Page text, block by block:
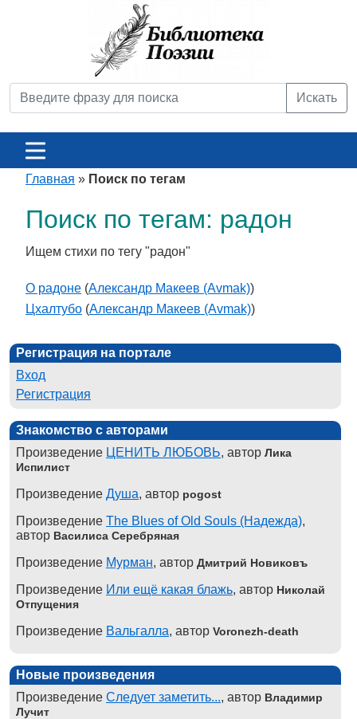
Искать
Главная » Поиск по тегам
Поиск по тегам: радон
Ищем стихи по тегу "радон"
О радоне (Александр Макеев (Avmak))
Цхалтубо (Александр Макеев (Avmak))
Регистрация на портале
Вход
Регистрация
Знакомство с авторами
Произведение ЦЕНИТЬ ЛЮБОВЬ, автор Лика
Испилист
Произведение Душа, автор pogost
Произведение The Blues of Old Souls (Надежда),
автор Василиса Серебряная
Произведение Мурман, автор Дмитрий Новиковъ
Произведение Или ещё какая блажь, автор Николай
Отпущения
Произведение Вальгалла, автор Voronezh-death
Новые произведения
Произведение Следует заметить..., автор Владимир
Лучит